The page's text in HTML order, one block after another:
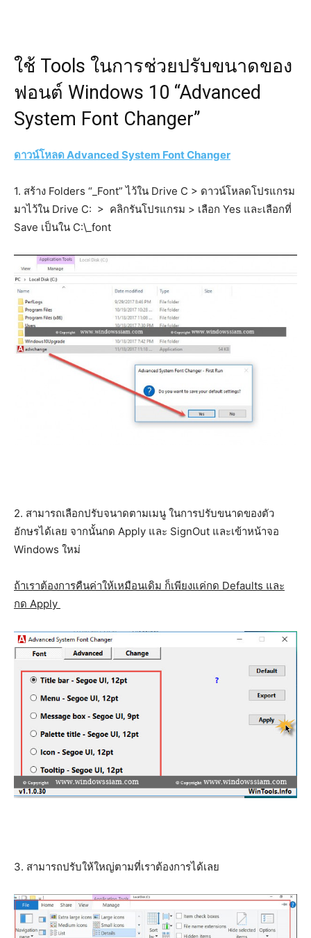
ใช้ Tools ในการช่วยปรับขนาดของ
ฟอนต์ Windows 10 “Advanced
System Font Changer”
ดาวน์โหลด Advanced System Font Changer
1. สร้าง Folders “_Font” ไว้ใน Drive C > ดาวน์โหลดโปรแกรม
มาไว้ใน Drive C: > คลิกรันโปรแกรม > เลือก Yes และเลือกที่
Save เป็นใน C:\_font
2. สามารถเลือกปรับจนาดตามเมนู ในการปรับขนาดของตัว
อักษรได้เลย จากนั้นกด Apply และ SignOut และเข้าหน้าจอ
Windows ใหม่
ถ้าเราต้องการคืนค่าให้เหมือนเดิม ก็เพียงแค่กด Defaults และ
กด Apply
3. สามารถปรับให้ใหญ่ตามที่เราต้องการได้เลย